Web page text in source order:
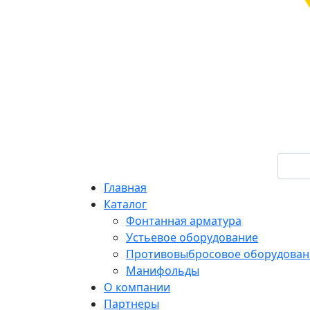
Главная
Каталог
Фонтанная арматура
Устьевое оборудование
Противовыбросовое
Манифольды
О компании
Партнеры